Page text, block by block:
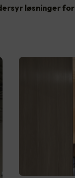
løsninger for